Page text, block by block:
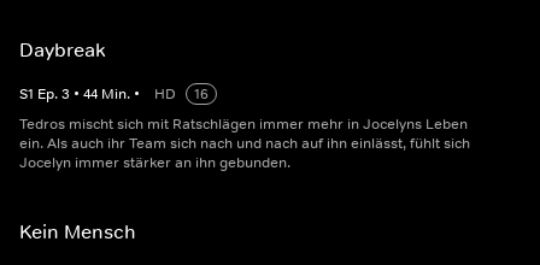
Daybreak
S1 Ep.3 • 44 Min. • HD
16
Tedros mischt sich mit Ratschlägen immer mehr in Jocelyns Leben
ein. Als auch ihr Team sich nach und nach auf ihn einlässt, fühlt sich
Jocelyn immer stärker an ihn gebunden.
Kein Mensch